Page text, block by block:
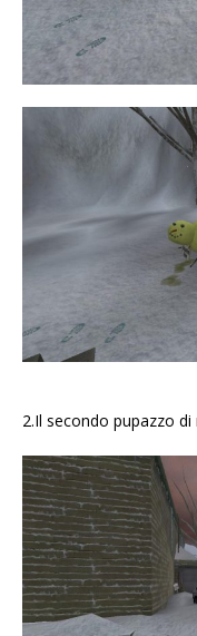
2.Il secondo pupazzo